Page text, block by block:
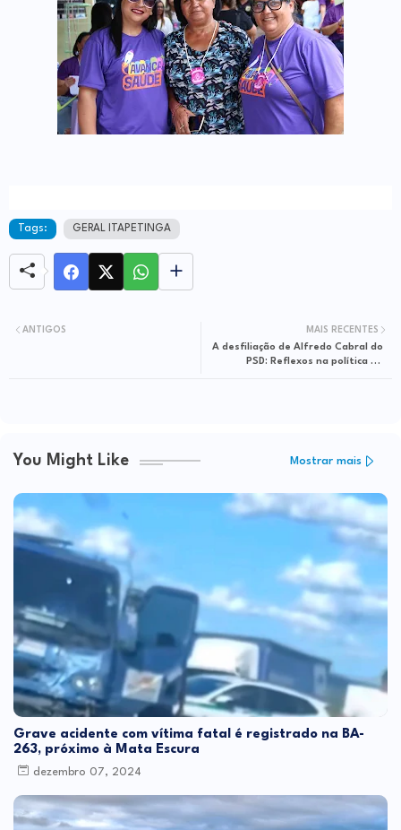
Tags: GERAL ITAPETINGA
MAIS RECENTES
A desfiliação de Alfredo Cabral do
PSD: Reflexos na política de
ANTIGOS
You Might Like Mostrar mais
Grave acidente com vítima fatal é registrado na BA-
263, próximo à Mata Escura
dezembro 07, 2024